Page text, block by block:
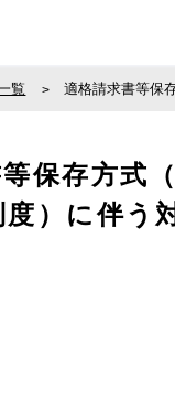
覧 適格請求書等保
保存方式
）に伴う